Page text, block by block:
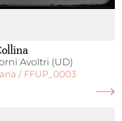
Avoltri (UD)
/ FFUP_0003